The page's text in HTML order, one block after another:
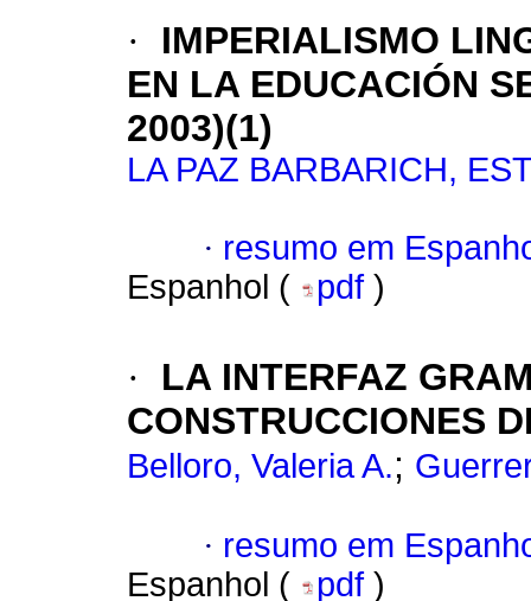
·
IMPERIALISMO
EN LA EDUCACIÓN
2003)(1)
LA PAZ BARBARICH,
· resumo em
Espanhol (
pdf )
·
LA INTERFAZ
CONSTRUCCIONES
Belloro, Valeria A.;
· resumo em
Espanhol (
pdf )